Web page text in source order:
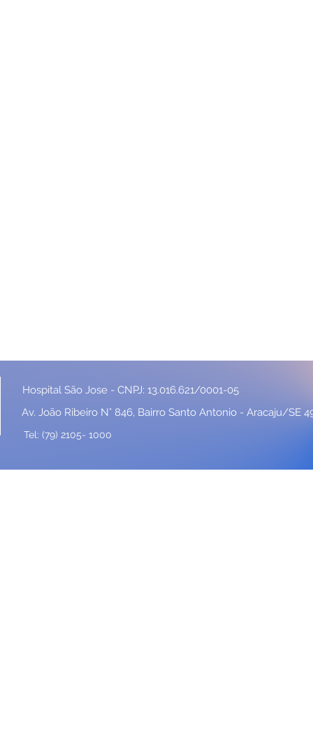
Hospital São Jose - CNPJ: 13.016.621/0001-05
Av. João Ribeiro N° 846, Bairro Santo Antonio - Aracaju/SE
Tel: (79) 2105- 1000